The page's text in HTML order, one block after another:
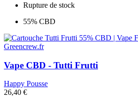
Rupture de stock
55% CBD
Vape CBD - Tutti Frutti
Happy Pousse
26,40 €